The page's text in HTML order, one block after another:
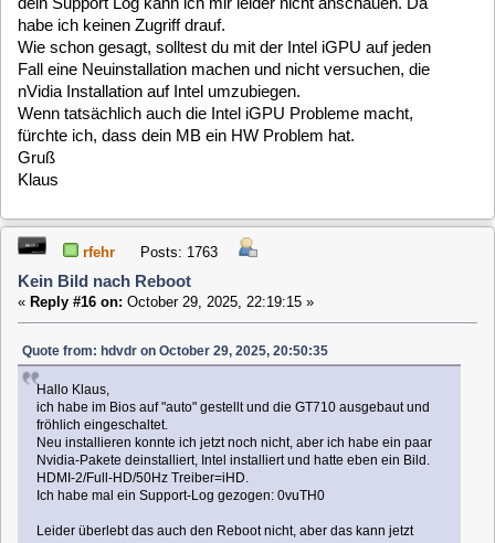
Fall eine Neuinstallation machen und nicht versuchen, die
nVidia Installation auf Intel umzubiegen.
Wenn tatsächlich auch die Intel iGPU Probleme macht,
fürchte ich, dass dein MB ein HW Problem hat.
Gruß
Klaus
Kein Bild nach Reboot
Quote from: hdvdr on October 29, 2025, 20:50:35
Hallo Klaus,
ich habe im Bios auf "auto" gestellt und die GT710 ausgebaut und
fröhlich eingeschaltet.
Neu installieren konnte ich jetzt noch nicht, aber ich habe ein paar
HDMI-2/Full-HD/50Hz Treiber=iHD.
Ich habe mal ein Support-Log gezogen: 0vuTH0
Leider überlebt das auch den Reboot nicht, aber das kann jetzt
auch andere Gründe (Installation, wie Du schreibst) haben.
Ich teste noch eine Neuinstallation mit Intel-onboard.
Dann sollte zum Wochenende noch die "neue" GT730 ankommen.
Vielen Dank
Stefan
Also aus meinen letzten Erfahrungen ist Intel besser als